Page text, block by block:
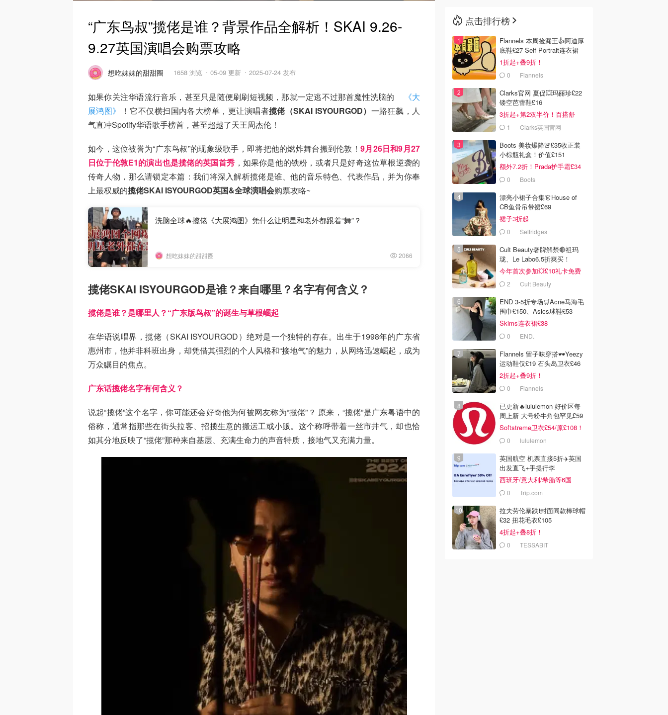
“广东鸟叔”揽佬是谁？背景作品全解析！SKAI 9.26-
9.27英国演唱会购票攻略
想吃妹妹的甜甜圈 1658 浏览 05-09 更新 2025-07-24 发布
如果你关注华语流行音乐，甚至只是随便刷刷短视频，那就一定逃不过那首魔性洗脑的
《大
展鸿图》
！它不仅横扫国内各大榜单，更让演唱者揽佬（SKAI ISYOURGOD） 一路狂飙，人
气直冲Spotify华语歌手榜首，甚至超越了天王周杰伦！
如今，这位被誉为“广东鸟叔”的现象级歌手，即将把他的燃炸舞台搬到伦敦！ 9月26日和9月27
日位于伦敦E1的演出也是揽佬的英国首秀 ，如果你是他的铁粉，或者只是好奇这位草根逆袭的
传奇人物，那么请锁定本篇：我们将深入解析揽佬是谁、他的音乐特色、代表作品，并为你奉
上最权威的揽佬SKAI ISYOURGOD英国&全球演唱会购票攻略~
洗脑全球🔥揽佬《大展鸿图》凭什么让明星和老外都跟着“舞”？
想吃妹妹的甜甜圈 2066
揽佬SKAI ISYOURGOD是谁？来自哪里？名字有何含义？
揽佬是谁？是哪里人？“广东版鸟叔”的诞生与草根崛起
在华语说唱界，揽佬（SKAI ISYOURGOD）绝对是一个独特的存在。出生于1998年的广东省
惠州市，他并非科班出身，却凭借其强烈的个人风格和“接地气”的魅力，从网络迅速崛起，成为
万众瞩目的焦点。
广东话揽佬名字有何含义？
说起“揽佬”这个名字，你可能还会好奇他为何被网友称为“揽佬”？ 原来，“揽佬”是广东粤语中的
俗称，通常指那些在街头拉客、招揽生意的搬运工或小贩。这个称呼带着一丝市井气，却也恰
如其分地反映了“揽佬”那种来自基层、充满生命力的声音特质，接地气又充满力量。
点击排行榜
Flannels 本周捡漏王👍阿迪厚
底鞋£27 Self Portrait连衣裙
£63
1折起+叠9折！
0 Flannels
Clarks官网 夏促💥玛丽珍£22
镂空芭蕾鞋£16
3折起+第2双半价！百搭舒
服！1 Clarks英国官网
Boots 美妆爆降🚨£35收正装
小棕瓶礼盒！价值£151
额外7.2折！Prada护手霜£34
0 Boots
漂亮小裙子合集👗House of
CB鱼骨吊带裙£69
裙子3折起
0 Selfridges
Cult Beauty奢牌解禁🔴祖玛
珑、Le Labo6.5折爽买！
今年首次参加💥£10礼卡免费
拿 2 Cult Beauty
END 3-5折专场🛒Acne马海毛
围巾£150、Asics球鞋£53
Skims连衣裙£38
0 END.
Flannels 留子味穿搭🕶️Yeezy
运动鞋仅£19 石头岛卫衣£46
2折起+叠9折！
0 Flannels
已更新🔥lululemon 好价区每
周上新 大号粉牛角包罕见£59
Softstreme卫衣£54/原£108！
0 lululemon
英国航空 机票直接5折✈️英国
出发直飞+手提行李
西班牙/意大利/希腊等6国
0 Trip.com
拉夫劳伦暴跌❗️封面同款棒球帽
£32 扭花毛衣£105
4折起+叠8折！
0 TESSABIT